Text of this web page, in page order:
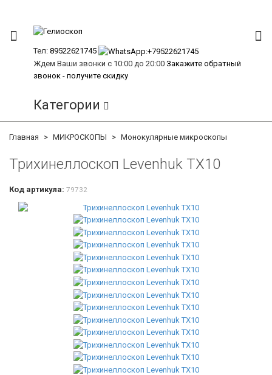
Тел: 89522621745
Ждем Ваши звонки с 10:00 до 20:00 Закажите обратный
звонок - получите скидку
Категории
Главная МИКРОСКОПЫ Монокулярные микроскопы
Трихинеллоскоп Levenhuk TX10
Код артикула: 79732